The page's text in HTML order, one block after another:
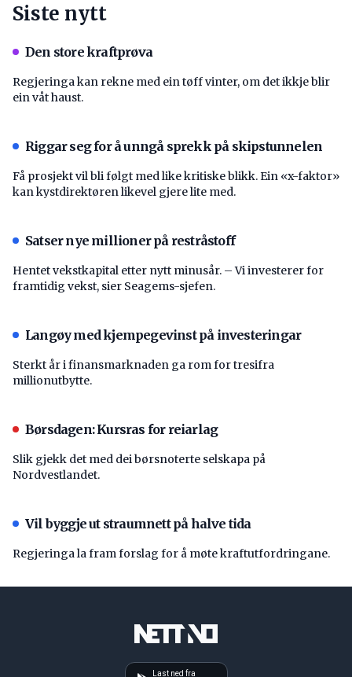
Siste nytt
Den store kraftprøva
Regjeringa kan rekne med ein tøff vinter, om det ikkje blir
ein våt haust.
Riggar seg for å unngå sprekk på skipstunnelen
Få prosjekt vil bli følgt med like kritiske blikk. Ein «x-faktor»
kan kystdirektøren likevel gjere lite med.
Satser nye millioner på restråstoff
Hentet vekstkapital etter nytt minusår. – Vi investerer for
framtidig vekst, sier Seagems-sjefen.
Langøy med kjempegevinst på investeringar
Sterkt år i finansmarknaden ga rom for tresifra
millionutbytte.
Børsdagen: Kursras for reiarlag
Slik gjekk det med dei børsnoterte selskapa på
Nordvestlandet.
Vil byggje ut straumnett på halve tida
Regjeringa la fram forslag for å møte kraftutfordringane.
Last ned fra